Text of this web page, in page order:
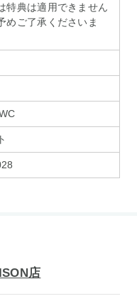
特典は適用できません
めご了承くださいま
店